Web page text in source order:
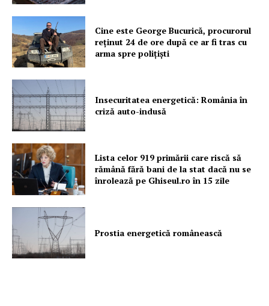
Cine este George Bucurică, procurorul
reținut 24 de ore după ce ar fi tras cu
arma spre polițiști
Insecuritatea energetică: România în
criză auto-indusă
Lista celor 919 primării care riscă să
rămână fără bani de la stat dacă nu se
înrolează pe Ghiseul.ro în 15 zile
Prostia energetică românească